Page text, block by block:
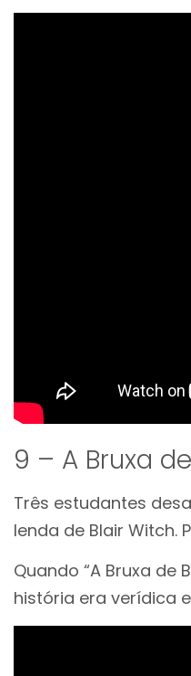
9 – A Bruxa
Três estudantes
lenda de Blair Witch.
Quando “A Bruxa de
história era verídica